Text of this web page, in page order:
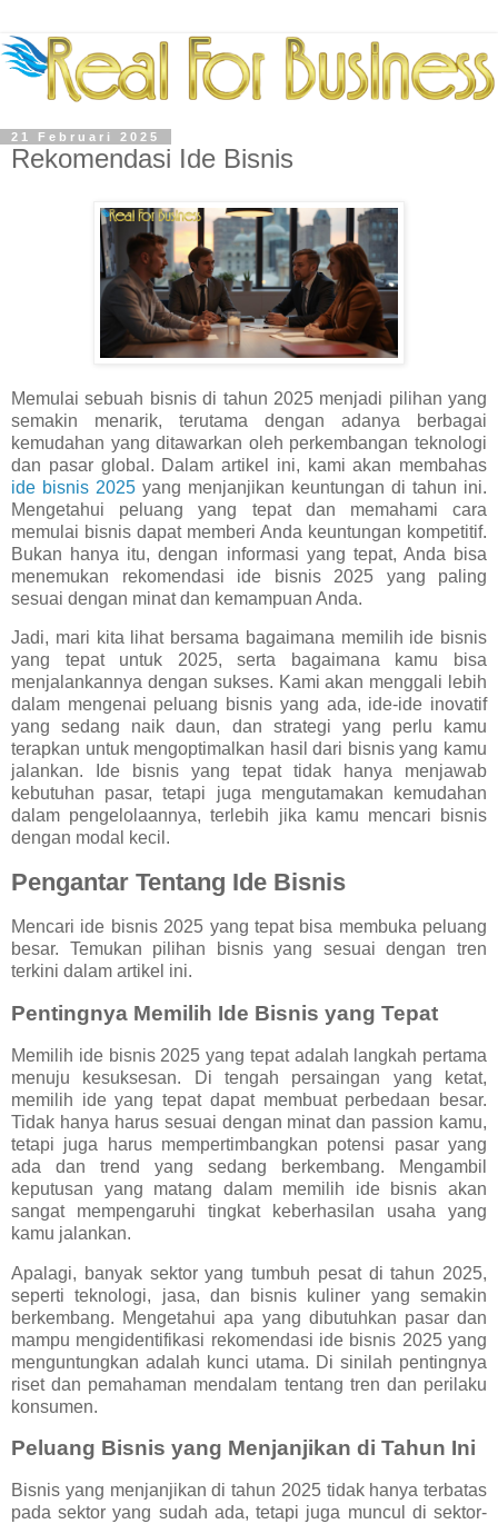
21 Februari 2025
Rekomendasi Ide Bisnis
Memulai sebuah bisnis di tahun 2025 menjadi pilihan yang
semakin menarik, terutama dengan adanya berbagai
kemudahan yang ditawarkan oleh perkembangan teknologi
dan pasar global. Dalam artikel ini, kami akan membahas
ide bisnis 2025 yang menjanjikan keuntungan di tahun ini.
Mengetahui peluang yang tepat dan memahami cara
memulai bisnis dapat memberi Anda keuntungan kompetitif.
Bukan hanya itu, dengan informasi yang tepat, Anda bisa
menemukan rekomendasi ide bisnis 2025 yang paling
sesuai dengan minat dan kemampuan Anda.
Jadi, mari kita lihat bersama bagaimana memilih ide bisnis
yang tepat untuk 2025, serta bagaimana kamu bisa
menjalankannya dengan sukses. Kami akan menggali lebih
dalam mengenai peluang bisnis yang ada, ide-ide inovatif
yang sedang naik daun, dan strategi yang perlu kamu
terapkan untuk mengoptimalkan hasil dari bisnis yang kamu
jalankan. Ide bisnis yang tepat tidak hanya menjawab
kebutuhan pasar, tetapi juga mengutamakan kemudahan
dalam pengelolaannya, terlebih jika kamu mencari bisnis
dengan modal kecil.
Pengantar Tentang Ide Bisnis
Mencari ide bisnis 2025 yang tepat bisa membuka peluang
besar. Temukan pilihan bisnis yang sesuai dengan tren
terkini dalam artikel ini.
Pentingnya Memilih Ide Bisnis yang Tepat
Memilih ide bisnis 2025 yang tepat adalah langkah pertama
menuju kesuksesan. Di tengah persaingan yang ketat,
memilih ide yang tepat dapat membuat perbedaan besar.
Tidak hanya harus sesuai dengan minat dan passion kamu,
tetapi juga harus mempertimbangkan potensi pasar yang
ada dan trend yang sedang berkembang. Mengambil
keputusan yang matang dalam memilih ide bisnis akan
sangat mempengaruhi tingkat keberhasilan usaha yang
kamu jalankan.
Apalagi, banyak sektor yang tumbuh pesat di tahun 2025,
seperti teknologi, jasa, dan bisnis kuliner yang semakin
berkembang. Mengetahui apa yang dibutuhkan pasar dan
mampu mengidentifikasi rekomendasi ide bisnis 2025 yang
menguntungkan adalah kunci utama. Di sinilah pentingnya
riset dan pemahaman mendalam tentang tren dan perilaku
konsumen.
Peluang Bisnis yang Menjanjikan di Tahun Ini
Bisnis yang menjanjikan di tahun 2025 tidak hanya terbatas
pada sektor yang sudah ada, tetapi juga muncul di sektor-